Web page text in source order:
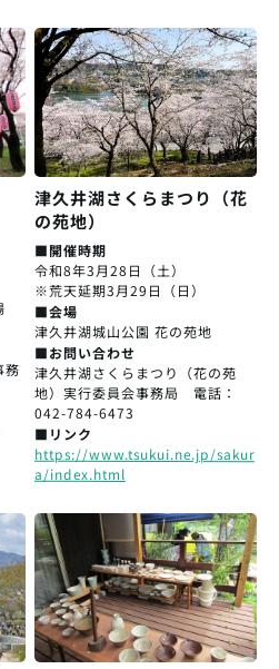
務
津久井湖さくらまつり（花
の苑地）
■開催時期
令和8年3月28日（土）
※荒天延期3月29日（日）
■会場
津久井湖城山公園 花の苑地
■お問い合わせ
津久井湖さくらまつり（花の苑
地）実行委員会事務局 電話：
042-784-6473
■リンク
https://www.tsukui.ne.jp/sakur
a/index.html